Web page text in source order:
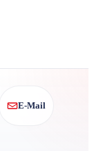
E-Mail